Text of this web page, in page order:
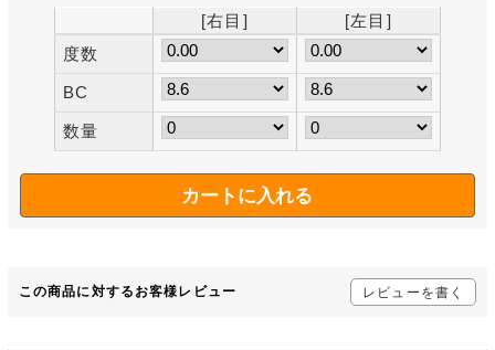
[右目]
[左目]
度数
BC
数量
この商品に対するお客様レビュー レビューを書く